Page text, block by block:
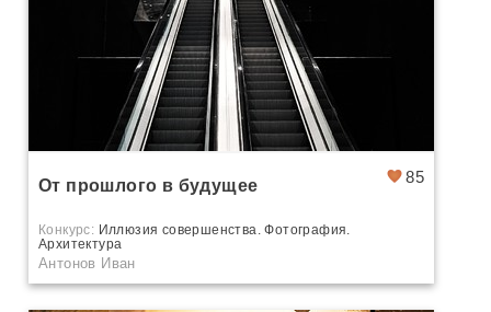
85
От прошлого в будущее
Конкурс: Иллюзия совершенства. Фотография.
Архитектура
Антонов Иван